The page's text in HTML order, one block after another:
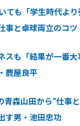
ても「学生時代よ
事と卓球両立のコツ
スも「結果が一番
鹿屋良平
青森山田から“仕事
す男・池田忠功